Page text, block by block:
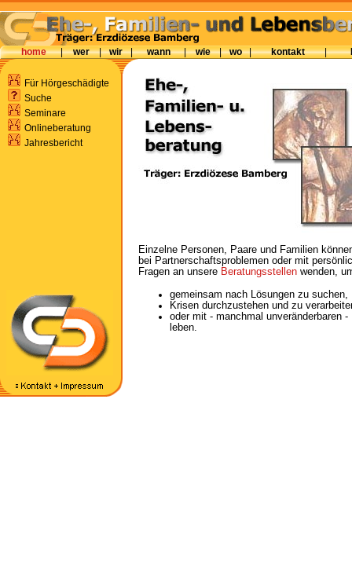
home | wer | wir | wann | wie | wo | kontakt |
Für Hörgeschädigte
Suche
Seminare
Onlineberatung
Jahresbericht
Einzelne Personen, Paare und Familien
bei Partnerschaftsproblemen oder mit
Fragen an unsere Beratungsstellen wenden,
gemeinsam nach Lösungen zu suchen,
Krisen durchzustehen und zu
oder mit - manchmal unveränderbaren
leben.